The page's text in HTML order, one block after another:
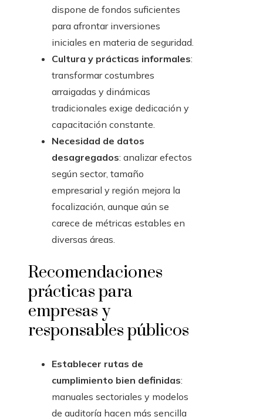
dispone de fondos suficientes
para afrontar inversiones
iniciales en materia de seguridad.
Cultura y prácticas informales:
transformar costumbres
arraigadas y dinámicas
tradicionales exige dedicación y
capacitación constante.
Necesidad de datos
desagregados: analizar efectos
según sector, tamaño
empresarial y región mejora la
focalización, aunque aún se
carece de métricas estables en
diversas áreas.
Recomendaciones
prácticas para
empresas y
responsables públicos
Establecer rutas de
cumplimiento bien definidas:
manuales sectoriales y modelos
de auditoría hacen más sencilla